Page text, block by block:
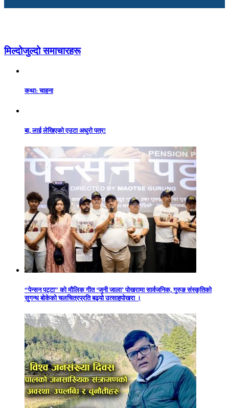
मिल्दोजुल्दो समाचारहरू
कथा: चाहना
बा, लाई लेखिएको एउटा अधुरो पत्र!
“पेन्सन पट्टा” को मौलिक गीत ‘जुनी जाला’ पोखरामा सार्वजनिक, गुरुङ संस्कृतिको
सुगन्ध बोकेको चलचित्रप्रति बढ्यो उत्साहपोखरा ।